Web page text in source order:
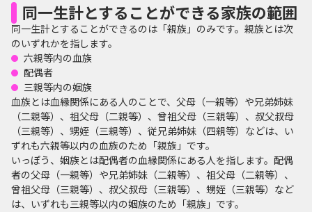
同一生計とすることができる家族の範囲
同一生計とすることができるのは「親族」のみです。親族とは次
のいずれかを指します。
六親等内の血族
配偶者
三親等内の姻族
血族とは血縁関係にある人のことで、父母（一親等）や兄弟姉妹
（二親等）、祖父母（二親等）、曾祖父母（三親等）、叔父叔母
（三親等）、甥姪（三親等）、従兄弟姉妹（四親等）などは、い
ずれも六親等以内の血族のため「親族」です。
いっぽう、姻族とは配偶者の血縁関係にある人を指します。配偶
者の父母（一親等）や兄弟姉妹（二親等）、祖父母（二親等）、
曾祖父母（三親等）、叔父叔母（三親等）、甥姪（三親等）など
は、いずれも三親等以内の姻族のため「親族」です。